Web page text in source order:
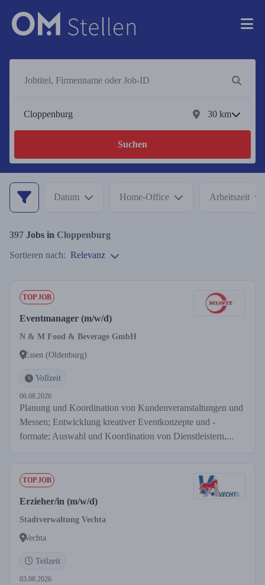
30 km
Suchen
Datum Home-Office Arbeitszeit
397 Jobs in Cloppenburg
Sortieren nach: Relevanz
TOP JOB
Eventmanager (m/w/d)
N & M Food & Beverage GmbH
Essen (Oldenburg)
Vollzeit
06.08.2026
Planung und Koordination von Kundenveranstaltungen und
Messen; Entwicklung kreativer Eventkonzepte und -
formate; Auswahl und Koordination von Dienstleistern,...
TOP JOB
Erzieher/in (m/w/d)
Stadtverwaltung Vechta
Vechta
Teilzeit
03.08.2026